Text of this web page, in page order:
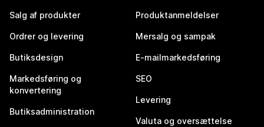
Salg af produkter
Ordrer og levering
Butiksdesign
Markedsføring og
konvertering
Butiksadministration
Produktanmeldelser
Mersalg og sampak
E-mailmarkedsføring
SEO
Levering
Valuta og oversættelse